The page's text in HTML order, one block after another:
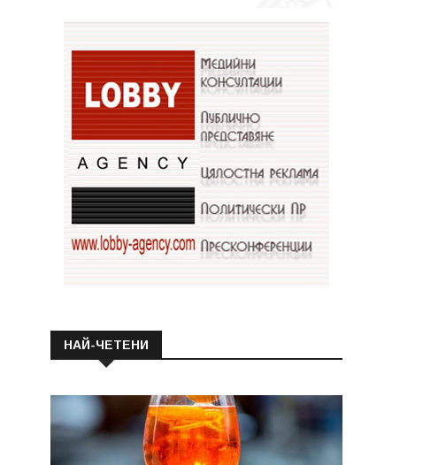
НАЙ-ЧЕТЕНИ